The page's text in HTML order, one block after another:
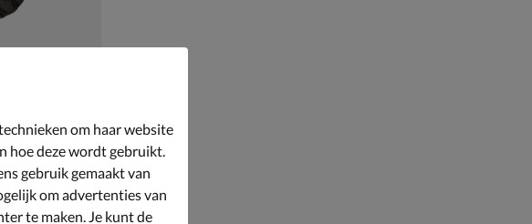
om haar website
hoe deze wordt gebruikt.
gebruik gemaakt van
om advertenties van
te maken. Je kunt de